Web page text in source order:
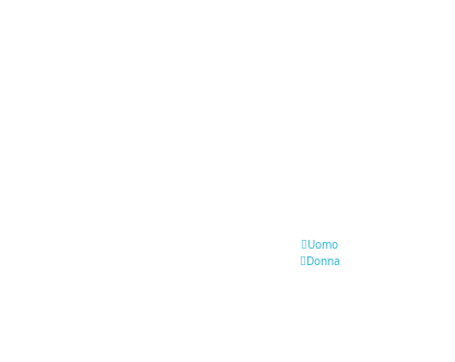
Uomo
Donna